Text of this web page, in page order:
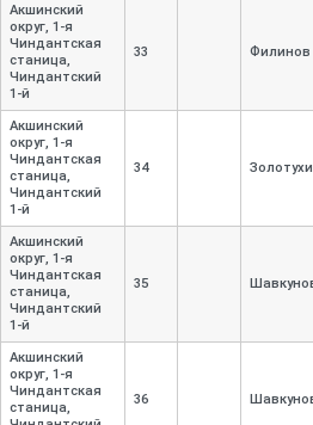
Акшинский
округ, 1-я
Чиндантская
станица,
Чиндантский
1-й
33 Филинов
Акшинский
округ, 1-я
Чиндантская
станица,
Чиндантский
1-й
34
Акшинский
округ, 1-я
Чиндантская
станица,
Чиндантский
1-й
35
Акшинский
округ, 1-я
Чиндантская
станица,
36